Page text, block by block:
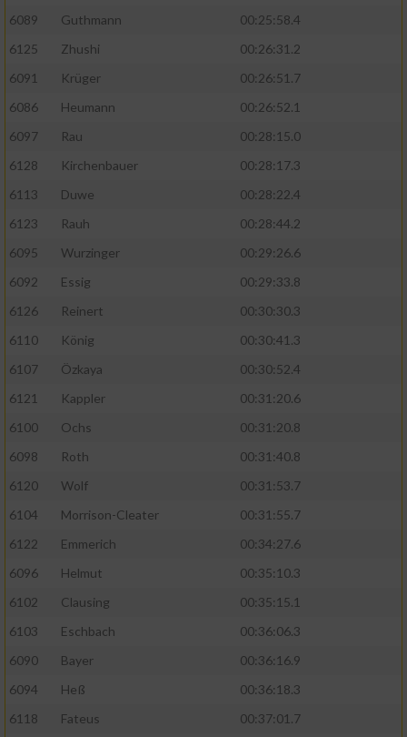
6089
Guthmann
00:25:58.4
6125
Zhushi
00:26:31.2
6091
Krüger
00:26:51.7
6086
Heumann
00:26:52.1
6097
Rau
00:28:15.0
6128
Kirchenbauer
00:28:17.3
6113
Duwe
00:28:22.4
6123
Rauh
00:28:44.2
6095
Wurzinger
00:29:26.6
6092
Essig
00:29:33.8
6126
Reinert
00:30:30.3
6110
König
00:30:41.3
6107
Özkaya
00:30:52.4
6121
Kappler
00:31:20.6
6100
Ochs
00:31:20.8
6098
Roth
00:31:40.8
6120
Wolf
00:31:53.7
6104
Morrison-Cleater
00:31:55.7
6122
Emmerich
00:34:27.6
6096
Helmut
00:35:10.3
6102
Clausing
00:35:15.1
6103
Eschbach
00:36:06.3
6090
Bayer
00:36:16.9
6094
Heß
00:36:18.3
6118
Fateus 00:37:01.7